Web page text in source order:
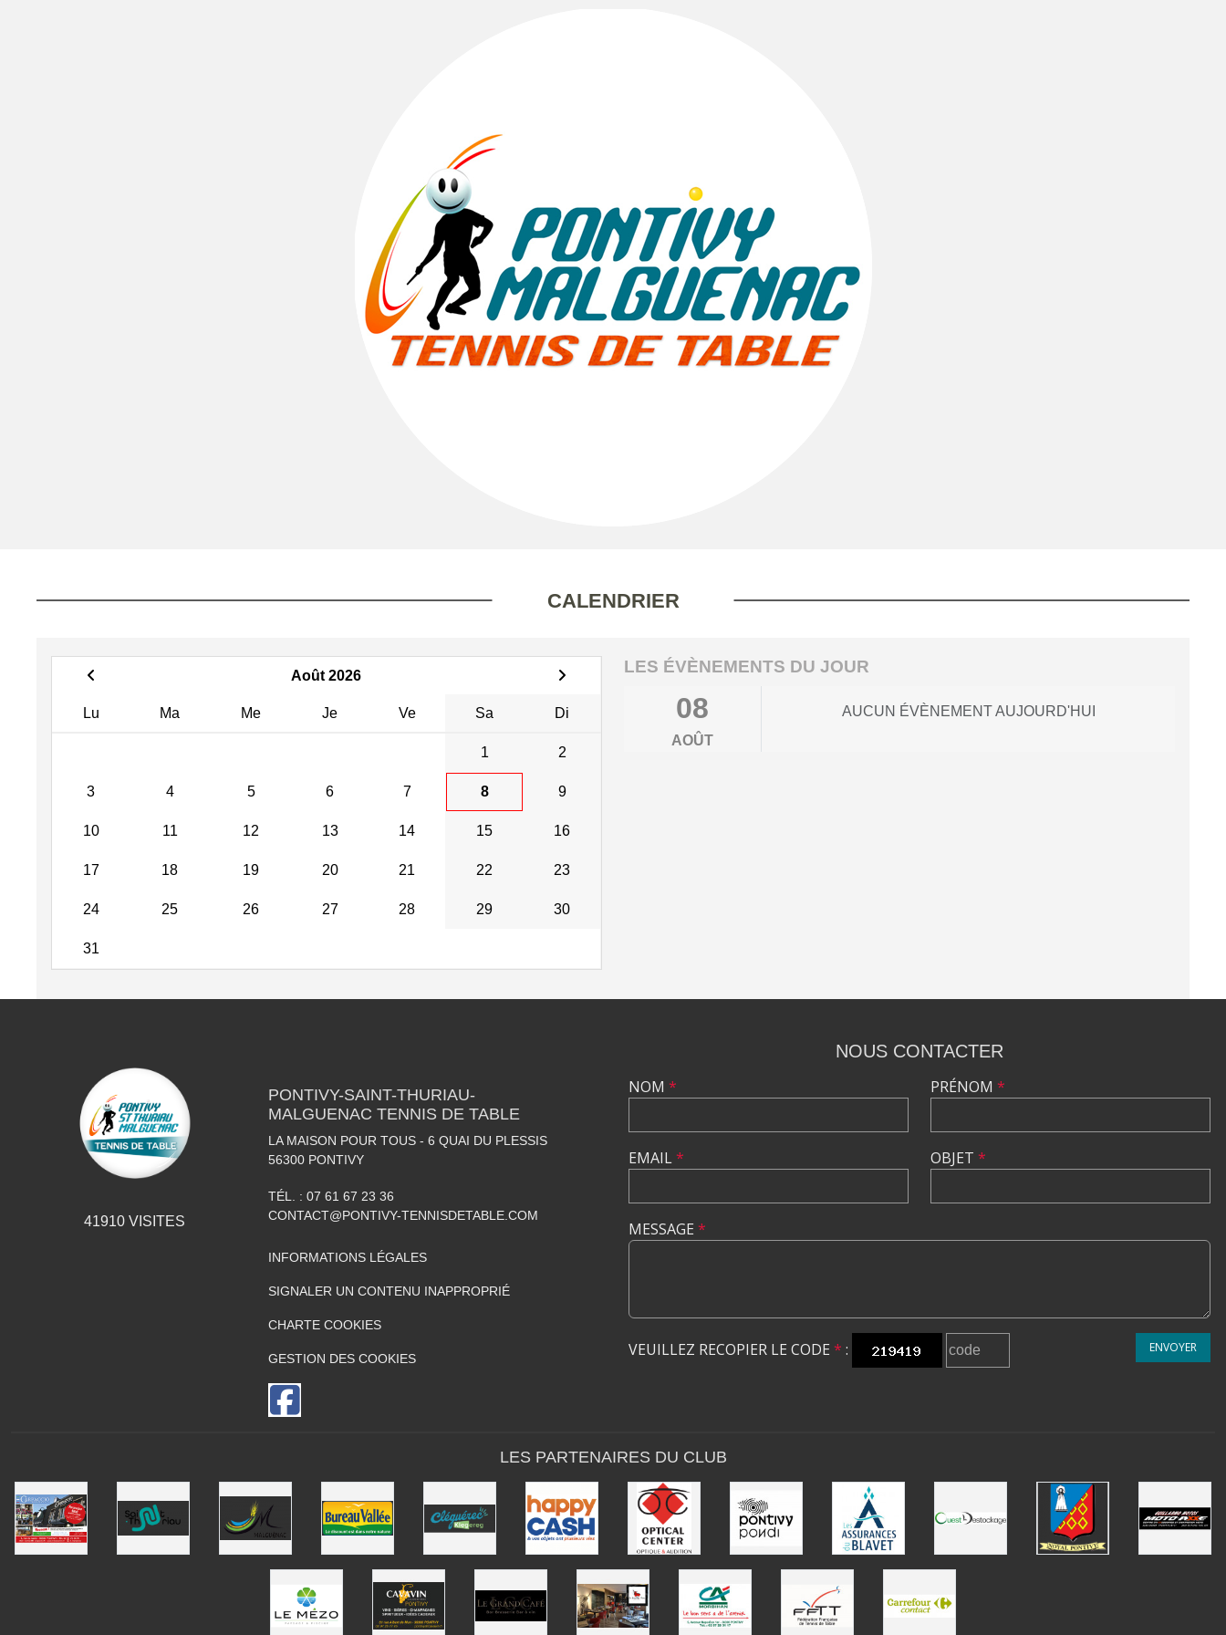
CALENDRIER
Août 2026
Lu Ma Me Je Ve Sa Di
1 2
3 4 5 6 7 8 9
10 11 12 13 14 15 16
17 18 19 20 21 22 23
24 25 26 27 28 29 30
31
LES ÉVÈNEMENTS DU JOUR
08
AOÛT
AUCUN ÉVÈNEMENT AUJOURD'HUI
41910VISITES
PONTIVY-SAINT-THURIAU-
MALGUENAC TENNIS DE TABLE
LA MAISON POUR TOUS - 6 QUAI DU PLESSIS
56300 PONTIVY
TÉL. : 07 61 67 23 36
CONTACT@PONTIVY-TENNISDETABLE.COM
INFORMATIONS LÉGALES
SIGNALER UN CONTENU INAPPROPRIÉ
CHARTE COOKIES
GESTION DES COOKIES
NOUS CONTACTER
NOM *
EMAIL*
PRÉNOM *
OBJET *
MESSAGE *
VEUILLEZ RECOPIER LE CODE * : ENVOYER
LES PARTENAIRES DU CLUB